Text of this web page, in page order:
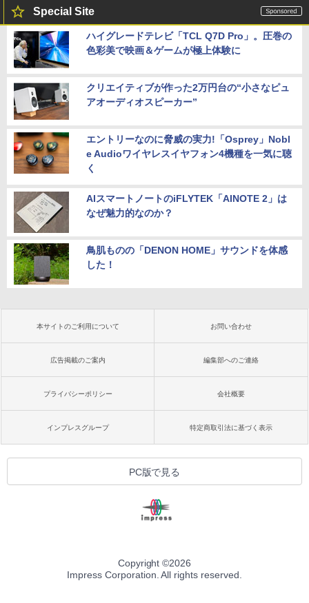
Special Site
ハイグレードテレビ「TCL Q7D Pro」。圧巻の
色彩美で映画＆ゲームが極上体験に
クリエイティブが作った2万円台の“小さなピュ
アオーディオスピーカー”
エントリーなのに脅威の実力!「Osprey」Nobl
e Audioワイヤレスイヤフォン4機種を一気に聴
く
AIスマートノートのiFLYTEK「AINOTE 2」は
なぜ魅力的なのか？
鳥肌ものの「DENON HOME」サウンドを体感
した！
本サイトのご利用について お問い合わせ
広告掲載のご案内 編集部へのご連絡
プライバシーポリシー 会社概要
インプレスグループ 特定商取引法に基づく表示
PC版で見る
Copyright ©2026
Impress Corporation. All rights reserved.